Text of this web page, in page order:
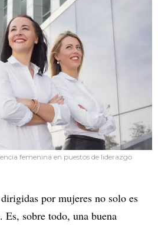
femenina en puestos de liderazgo
por mujeres no solo es
sobre todo, una buena